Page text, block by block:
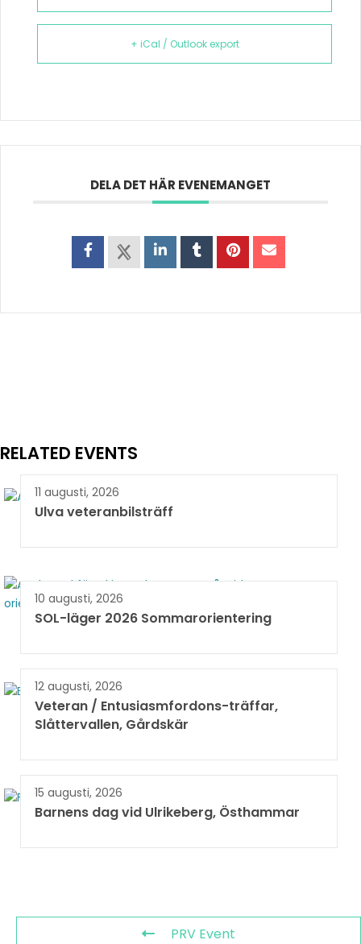
+ iCal / Outlook export
DELA DET HÄR EVENEMANGET
RELATED EVENTS
11 augusti, 2026
Ulva veteranbilsträff
10 augusti, 2026
SOL-läger 2026 Sommarorientering
12 augusti, 2026
Veteran / Entusiasmfordons-träffar,
Slåttervallen, Gårdskär
15 augusti, 2026
Barnens dag vid Ulrikeberg, Östhammar
PRV Event